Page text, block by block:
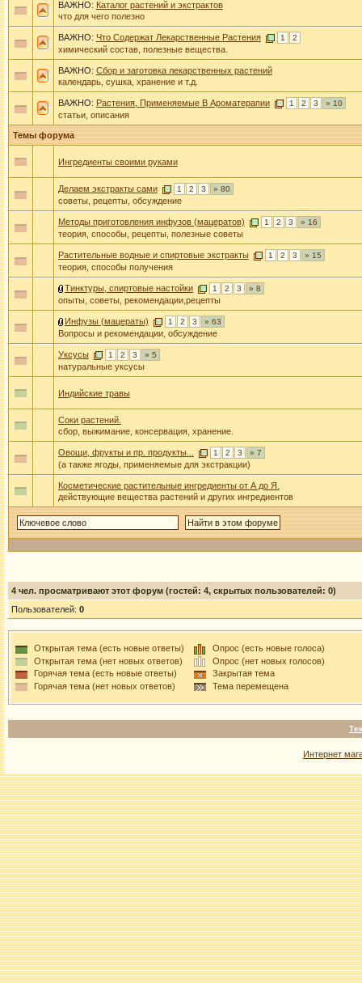
ВАЖНО: Каталог растений и экстрактов
что для чего полезно
ВАЖНО: Что Содержат Лекарственные Растения 1 2
химический состав, полезные вещества.
ВАЖНО: Сбор и заготовка лекарственных растений
календарь, сушка, хранение и т.д.
ВАЖНО: Растения, Применяемые В Ароматерапии 1 2 3 » 10
статьи, описания
Темы форума
Ингредиенты своими руками
Делаем экстракты сами 1 2 3 » 80
советы, рецепты, обсуждение
Методы приготовления инфузов (мацератов) 1 2 3 » 16
теория, способы, рецепты, полезные советы
Растительные водные и спиртовые экстракты 1 2 3 » 15
теория, способы получения
Тинктуры, спиртовые настойки 1 2 3 » 8
опыты, советы, рекомендации,рецепты
Инфузы (мацераты) 1 2 3 » 63
Вопросы и рекомендации, обсуждение
Уксусы 1 2 3 » 5
натуральные уксусы
Индийские травы
Соки растений.
сбор, выжимание, консервация, хранение.
Овощи, фрукты и пр. продукты... 1 2 3 » 7
(а также ягоды, применяемые для экстракции)
Косметические растительные ингредиенты от А до Я.
действующие вещества растений и других ингредиентов
4чел. просматривают этот форум (гостей: 4, скрытых пользователей: 0)
Пользователей: 0
Открытая тема (есть новые ответы)
Открытая тема (нет новых ответов)
Горячая тема (есть новые ответы)
Горячая тема (нет новых ответов)
Опрос (есть новые голоса)
Опрос (нет новых голосов)
Закрытая тема
Тема перемещена
Интернет